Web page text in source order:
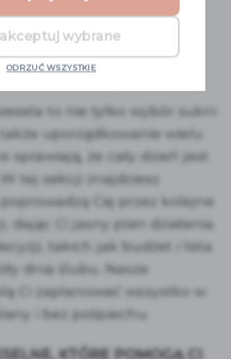
KROK PO KROKU
to nie tylko wybór sukni
także uporządkowanie wielu
sprawiają, że cały dzień jest
tej sekcji znajdziesz
poprowadzą Cię przez kolejne
dając Ci jasny plan działania.
takich jak budżet i lista
dnia ślubu. Nasze
Ci zaplanować wszystko w
i bez pośpiechu.
KTÓRE POMOGĄ CI
wybrane
ODRZUĆ WSZYSTKIE